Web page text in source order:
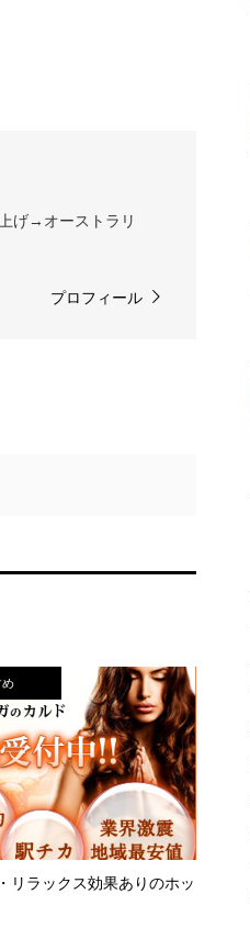
げ→オーストラリ
プロフィール
リラックス効果ありのホッ